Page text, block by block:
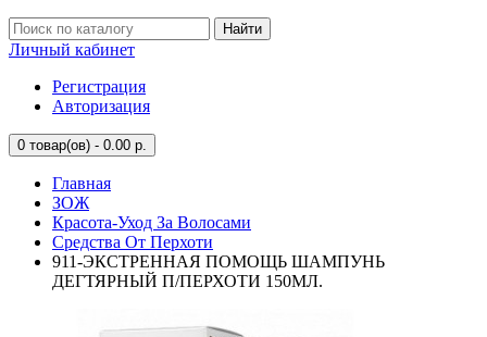
Найти
Личный кабинет
Регистрация
Авторизация
0 товар(ов) - 0.00 р.
Главная
ЗОЖ
Красота-Уход За Волосами
Средства От Перхоти
911-ЭКСТРЕННАЯ ПОМОЩЬ ШАМПУНЬ
ДЕГТЯРНЫЙ П/ПЕРХОТИ 150МЛ.